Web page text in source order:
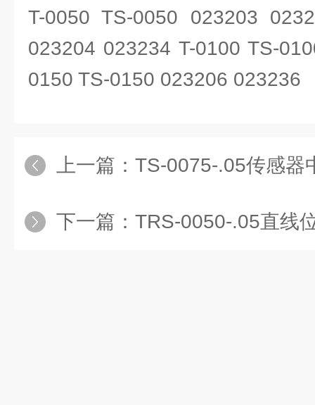
T-0050 TS-0050 023203
023204 023234 T-0100 TS-
0150 TS-0150 023206 023236
上一篇： TS-0075-.05传感器中
下一篇： TRS-0050-.05直线位移传